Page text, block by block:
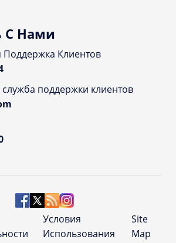
С Нами
Поддержка Клиентов
служба поддержки клиентов
Условия
Использования
Site
Map